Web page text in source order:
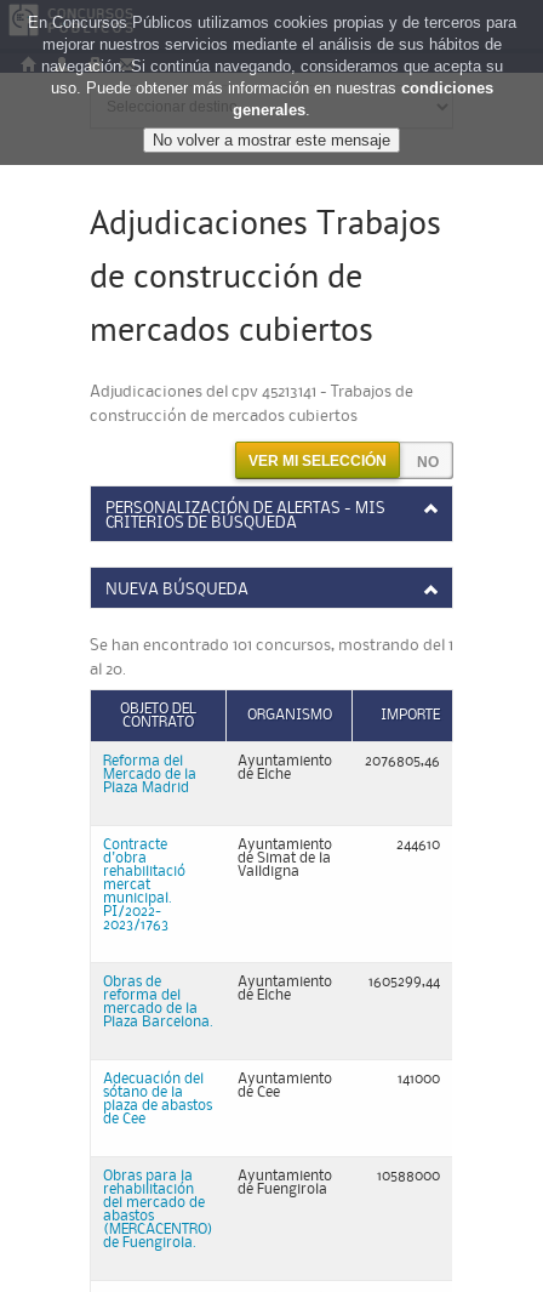
Adjudicaciones Trabajos
de construcción de
mercados cubiertos
Adjudicaciones del cpv 45213141 - Trabajos de
construcción de mercados cubiertos
VER MI SELECCIÓN
PERSONALIZACIÓN DE ALERTAS - MIS
CRITERIOS DE BÚSQUEDA
NUEVA BÚSQUEDA
Se han encontrado 101 concursos, mostrando del 1
al 20.
OBJETO DEL
CONTRATO
ORGANISMO IMPORTE
Reforma del
Mercado de la
Plaza Madrid
Ayuntamiento
de Elche
2076805,46
Contracte
d'obra
rehabilitació
mercat
municipal.
PI/2022-
2023/1763
Ayuntamiento
de Simat de la
Valldigna
244610
Obras de
reforma del
mercado de la
Plaza Barcelona.
Ayuntamiento
de Elche
1605299,44
Adecuación del
sótano de la
plaza de abastos
de Cee
Ayuntamiento
de Cee
141000
Obras para la
rehabilitación
del mercado de
abastos
(MERCACENTRO)
de Fuengirola.
Ayuntamiento
de Fuengirola
10588000
En Concursos Públicos utilizamos cookies propias y de terceros para
mejorar nuestros servicios mediante el análisis de sus hábitos de
navegación. Si continúa navegando, consideramos que acepta su
uso. Puede obtener más información en nuestras condiciones
generales.